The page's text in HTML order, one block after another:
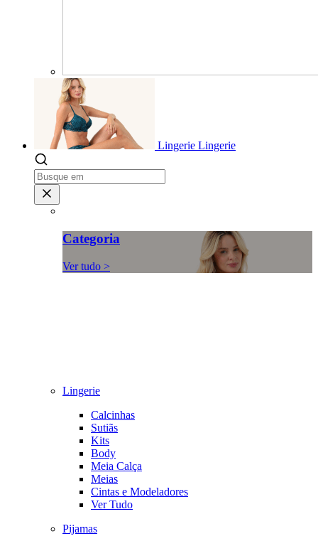
Lingerie Lingerie
Categoria
Ver tudo >
Lingerie
Calcinhas
Sutiãs
Kits
Body
Meia Calça
Meias
Cintas e Modeladores
Ver Tudo
Pijamas